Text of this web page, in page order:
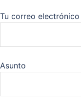
Tu correo electrónico
Asunto